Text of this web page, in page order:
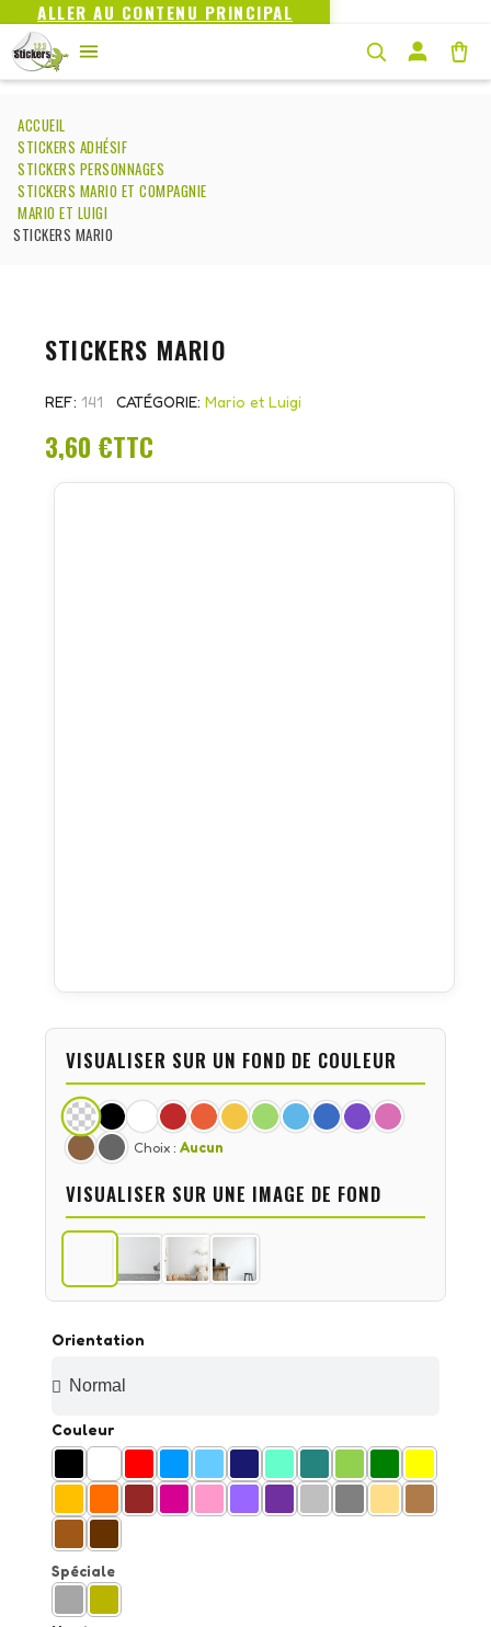
ALLER AU CONTENU PRINCIPAL
ACCUEIL
STICKERS ADHÉSIF
STICKERS PERSONNAGES
STICKERS MARIO ET COMPAGNIE
MARIO ET LUIGI
STICKERS MARIO
STICKERS MARIO
REF 141 CATÉGORIE Mario et Luigi
3,60 €TTC
Orientation
Couleur
Spéciale
VISUALISER SUR UN FOND DE COULEUR
Choix : Aucun
VISUALISER SUR UNE IMAGE DE FOND